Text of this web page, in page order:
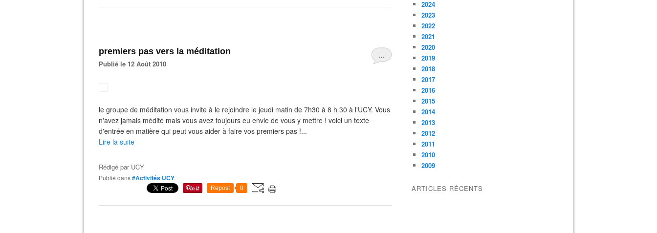
…
premiers pas vers la méditation
Publié le 12 Août 2010
le groupe de méditation vous invite à le rejoindre le jeudi matin de 7h30 à 8 h 30 à l'UCY. Vous
n'avez jamais médité mais vous avez toujours eu envie de vous y mettre ! voici un texte
d'entrée en matière qui peut vous aider à faire vos premiers pas !...
Lire la suite
Rédigé par UCY
Publié dans#Activités UCY
Repost 0
2024
2023
2022
2021
2020
2019
2018
2017
2016
2015
2014
2013
2012
2011
2010
2009
ARTICLES RÉCENTS